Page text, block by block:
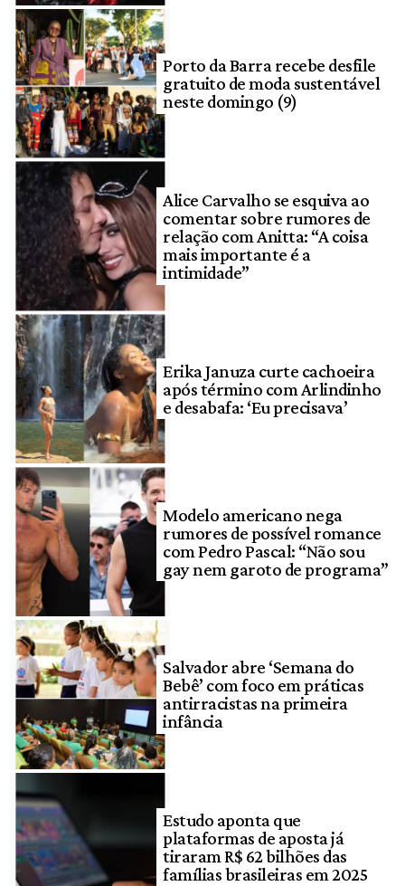
Porto da Barra recebe desfile
gratuito de moda sustentável
neste domingo (9)
Alice Carvalho se esquiva ao
comentar sobre rumores de
relação com Anitta: “A coisa
mais importante é a
intimidade”
Erika Januza curte cachoeira
após término com Arlindinho
e desabafa: ‘Eu precisava’
Modelo americano nega
rumores de possível romance
com Pedro Pascal: “Não sou
gay nem garoto de programa”
Salvador abre ‘Semana do
Bebê’ com foco em práticas
antirracistas na primeira
infância
Estudo aponta que
plataformas de aposta já
tiraram R$ 62 bilhões das
famílias brasileiras em 2025